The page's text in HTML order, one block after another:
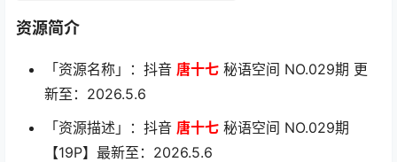
资源简介
「资源名称」：抖音 唐十七 秘语空间 NO.029期 更
新至：2026.5.6
「资源描述」：抖音 唐十七 秘语空间 NO.029期
【19P】最新至：2026.5.6